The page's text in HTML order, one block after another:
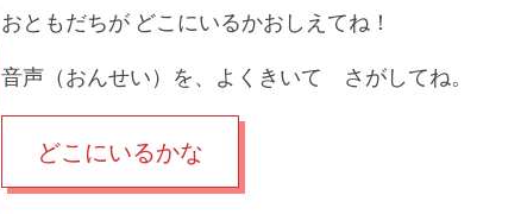
おともだちが どこにいるかおしえてね！
音声（おんせい）を、よくきいて さがしてね。
どこにいるかな